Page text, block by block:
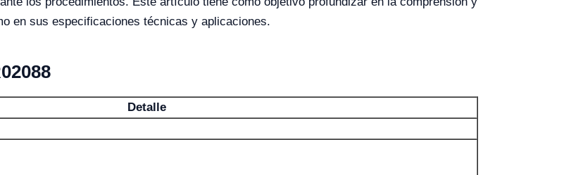
en sus especificaciones técnicas y aplicaciones.
Detalle